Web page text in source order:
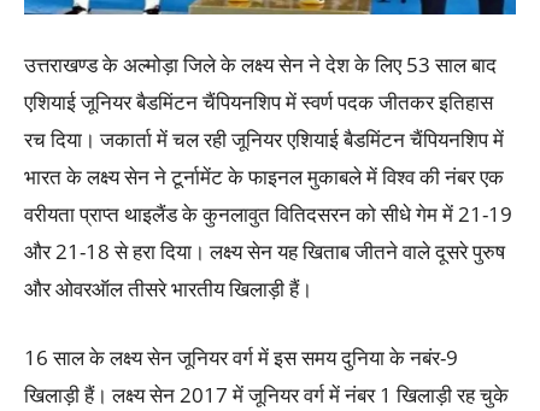
उत्तराखण्ड के अल्मोड़ा जिले के लक्ष्य सेन ने देश के लिए 53 साल बाद
एशियाई जूनियर बैडमिंटन चैंपियनशिप में स्वर्ण पदक जीतकर इतिहास
रच दिया। जकार्ता में चल रही जूनियर एशियाई बैडमिंटन चैंपियनशिप में
भारत के लक्ष्य सेन ने टूर्नामेंट के फाइनल मुकाबले में विश्व की नंबर एक
वरीयता प्राप्त थाइलैंड के कुनलावुत वितिदसरन को सीधे गेम में 21-19
और 21-18 से हरा दिया। लक्ष्य सेन यह खिताब जीतने वाले दूसरे पुरुष
और ओवरऑल तीसरे भारतीय खिलाड़ी हैं।
16 साल के लक्ष्य सेन जूनियर वर्ग में इस समय दुनिया के नबंर-9
खिलाड़ी हैं। लक्ष्य सेन 2017 में जूनियर वर्ग में नंबर 1 खिलाड़ी रह चुके